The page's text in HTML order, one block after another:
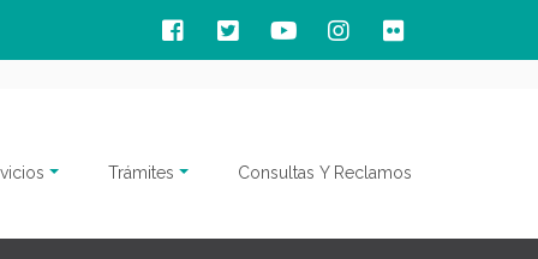
Trámites Consultas Y Reclamos